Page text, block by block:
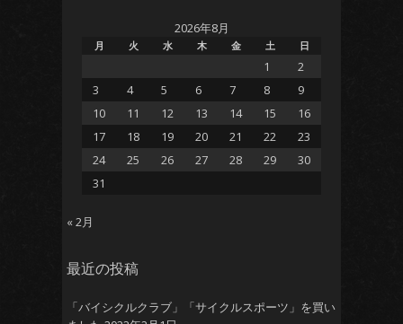
2026年8月
月 火 水 木 金 土 日
1
2
3
4 5 6 7 8
9
10
11 12 13 14 15
16
17
18 19 20 21 22
23
24
25 26 27 28 29
30
31
« 2月
最近の投稿
「バイシクルクラブ」「サイクルスポーツ」を買い